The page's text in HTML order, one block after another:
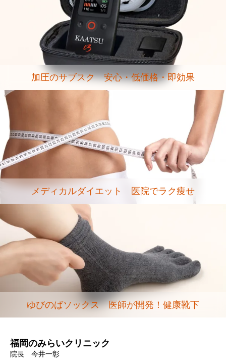
加圧のサブスク 安心・低価格・即効果
メディカルダイエット 医院でラク痩せ
ゆびのばソックス 医師が開発！健康靴下
福岡のみらいクリニック
院長 今井一彰